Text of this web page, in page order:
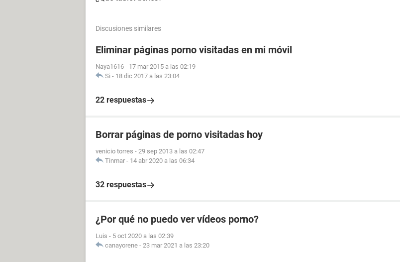
Discusiones similares
Eliminar páginas porno visitadas en mi móvil
Naya1616 - 17 mar 2015 a las 02:19
Si - 18 dic 2017 a las 23:04
22 respuestas
Borrar páginas de porno visitadas hoy
venicio torres - 29 sep 2013 a las 02:47
Tinmar - 14 abr 2020 a las 06:34
32 respuestas
¿Por qué no puedo ver vídeos porno?
Luis - 5 oct 2020 a las 02:39
canayorene - 23 mar 2021 a las 23:20